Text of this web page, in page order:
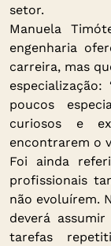
setor.
Manuela
engenharia
carreira, mas
poucos
curiosos e
encontrarem o
Foi ainda
profissionais
não evoluírem.
deverá
tarefas